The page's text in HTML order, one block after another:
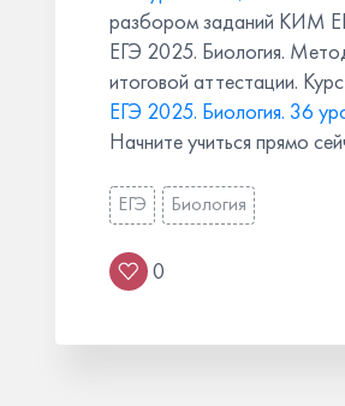
разбором заданий КИМ
ЕГЭ 2025. Биология.
итоговой аттестации.
ЕГЭ 2025. Биология. 36
Начните учиться прямо
ЕГЭ Биология
0